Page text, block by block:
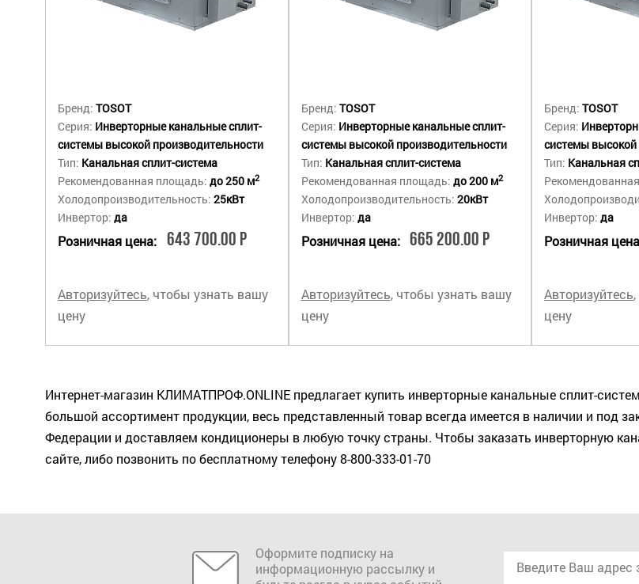
Бренд: TOSOT
Серия: Инверторные канальные сплит-
системы высокой производительности
Тип: Канальная сплит-система
Рекомендованная площадь: до 250 м2
Холодопроизводительность: 25кВт
Инвертор: да
Розничная цена: 643 700.00 Р
Авторизуйтесь, чтобы узнать вашу
цену
Бренд: TOSOT
Серия: Инверторные канальные сплит-
системы высокой производительности
Тип: Канальная сплит-система
Рекомендованная площадь: до 200 м2
Холодопроизводительность: 20кВт
Инвертор: да
Розничная цена: 665 200.00 Р
Авторизуйтесь, чтобы узнать вашу
цену
Бренд: TOSOT
Серия:
системы высокой
Тип: Канальная
Инвертор: да
Розничная
Авторизуйтесь
цену
Интернет-магазин КЛИМАТПРОФ.ONLINE предлагает купить инверторные канальные сплит-
большой ассортимент продукции, весь представленный товар всегда имеется в наличии и под
Федерации и доставляем кондиционеры в любую точку страны. Чтобы заказать инверторную
сайте, либо позвонить по бесплатному телефону 8-800-333-01-70
Оформите подписку на
информационную рассылку и